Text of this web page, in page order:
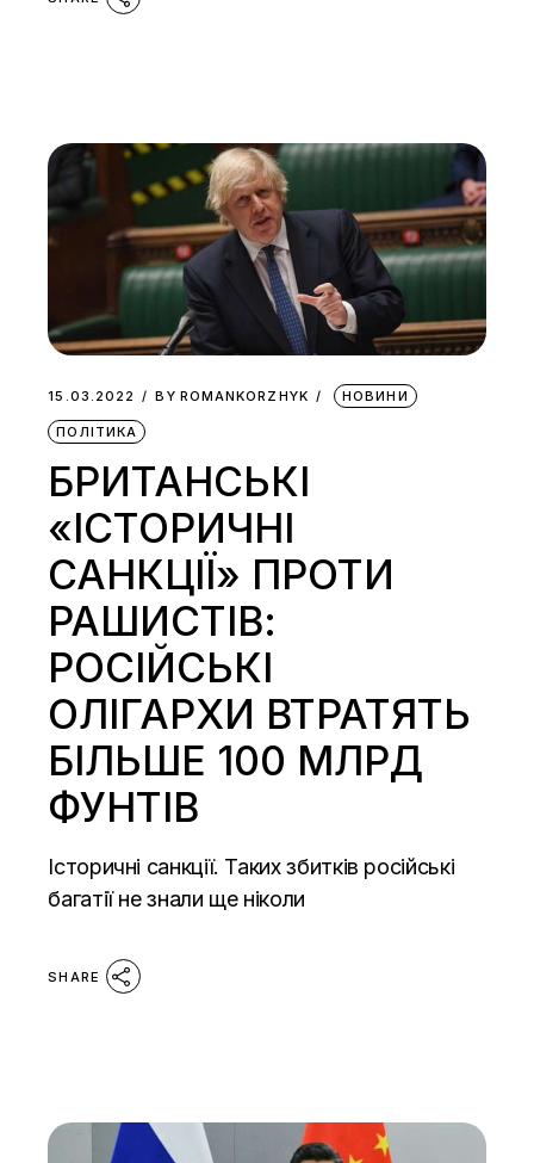
15.03.2022 BY ROMANKORZHYK НОВИНИ
ПОЛІТИКА
БРИТАНСЬКІ
«ІСТОРИЧНІ
САНКЦІЇ» ПРОТИ
РАШИСТІВ:
РОСІЙСЬКІ
ОЛІГАРХИ ВТРАТЯТЬ
БІЛЬШЕ 100 МЛРД
ФУНТІВ
Історичні санкції. Таких збитків російські
багатії не знали ще ніколи
SHARE